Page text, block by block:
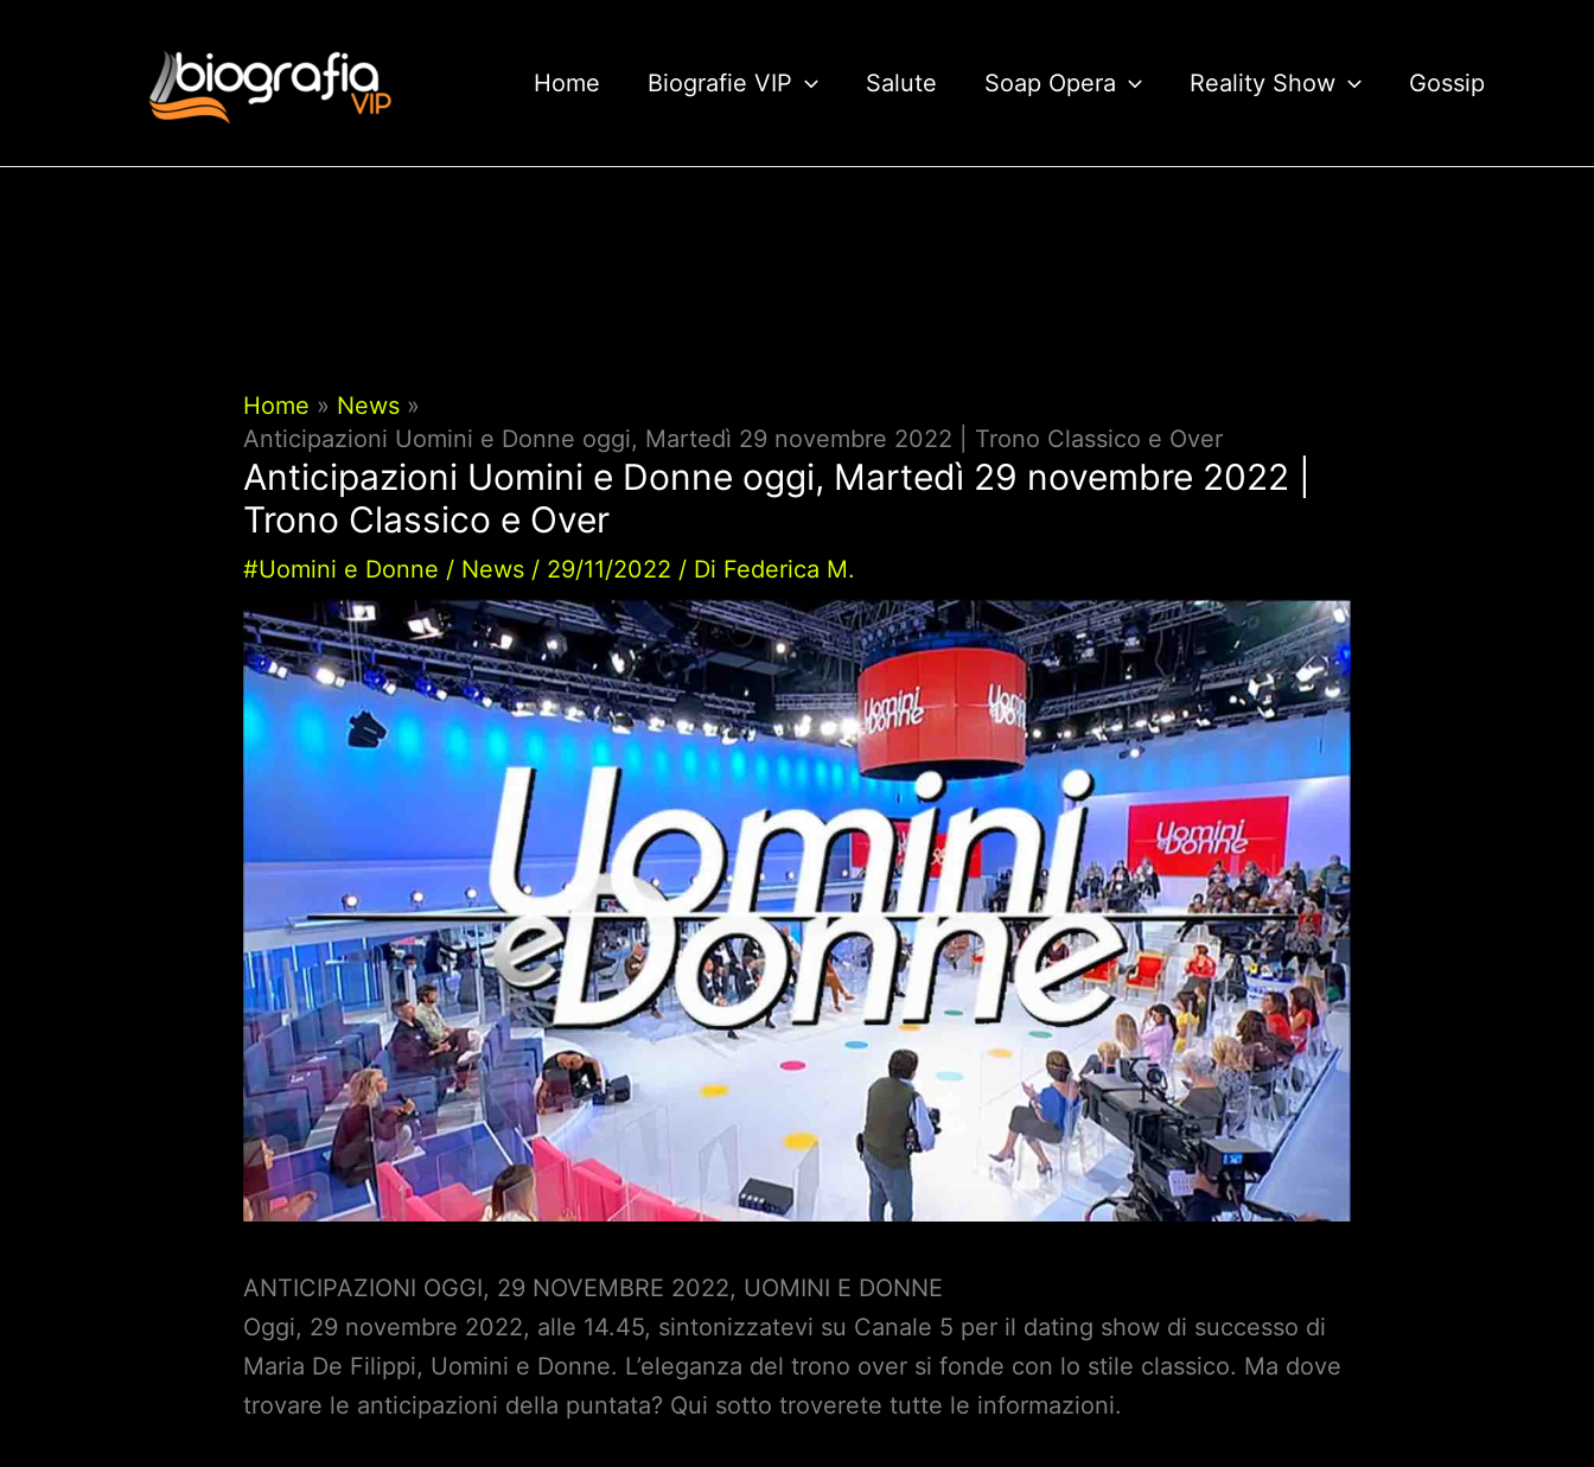
Home Biografie VIP Salute Soap Opera Reality Show Gossip
Home
News
Anticipazioni Uomini e Donne oggi, Martedì 29 novembre 2022 | Trono Classico e Over
Anticipazioni Uomini e Donne oggi, Martedì 29 novembre 2022 |
Trono Classico e Over
#Uomini e Donne / News / 29/11/2022 / Di Federica M.
ANTICIPAZIONI OGGI, 29 NOVEMBRE 2022, UOMINI E DONNE
Oggi, 29 novembre 2022, alle 14.45, sintonizzatevi su Canale 5 per il dating show di successo di
Maria De Filippi, Uomini e Donne. L’eleganza del trono over si fonde con lo stile classico. Ma dove
trovare le anticipazioni della puntata? Qui sotto troverete tutte le informazioni.